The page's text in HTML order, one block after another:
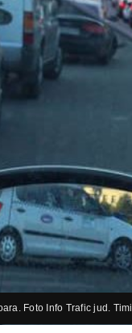
Foto Info Trafic jud.